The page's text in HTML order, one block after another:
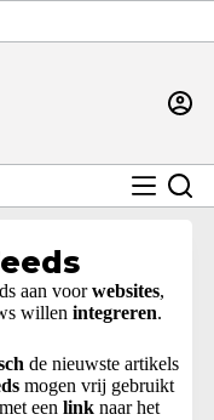
aan voorwebsites,
willen integreren.
de nieuwste artikels
mogen vrij gebruikt
met een link naar het